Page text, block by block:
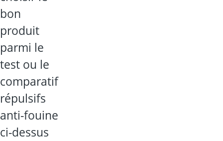
bon
produit
parmi le
test ou le
comparatif
répulsifs
anti-fouine
ci-dessus